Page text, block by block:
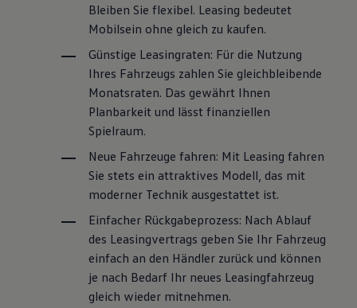
Bleiben Sie flexibel. Leasing bedeutet
Mobilsein ohne gleich zu kaufen.
Günstige Leasingraten: Für die Nutzung
Ihres Fahrzeugs zahlen Sie gleichbleibende
Monatsraten. Das gewährt Ihnen
Planbarkeit und lässt finanziellen
Spielraum.
Neue Fahrzeuge fahren: Mit Leasing fahren
Sie stets ein attraktives Modell, das mit
moderner Technik ausgestattet ist.
Einfacher Rückgabeprozess: Nach Ablauf
des Leasingvertrags geben Sie Ihr Fahrzeug
einfach an den Händler zurück und können
je nach Bedarf Ihr neues Leasingfahrzeug
gleich wieder mitnehmen.